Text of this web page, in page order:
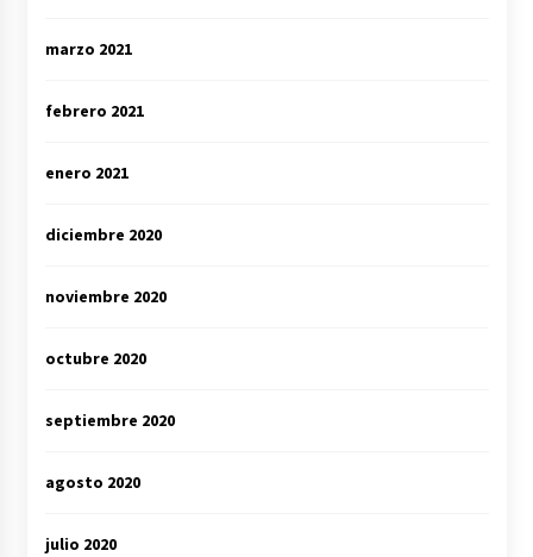
marzo 2021
febrero 2021
enero 2021
diciembre 2020
noviembre 2020
octubre 2020
septiembre 2020
agosto 2020
julio 2020